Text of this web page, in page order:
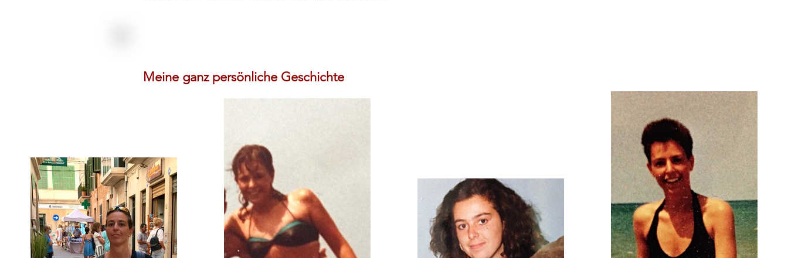
Meine ganz persönliche Geschichte